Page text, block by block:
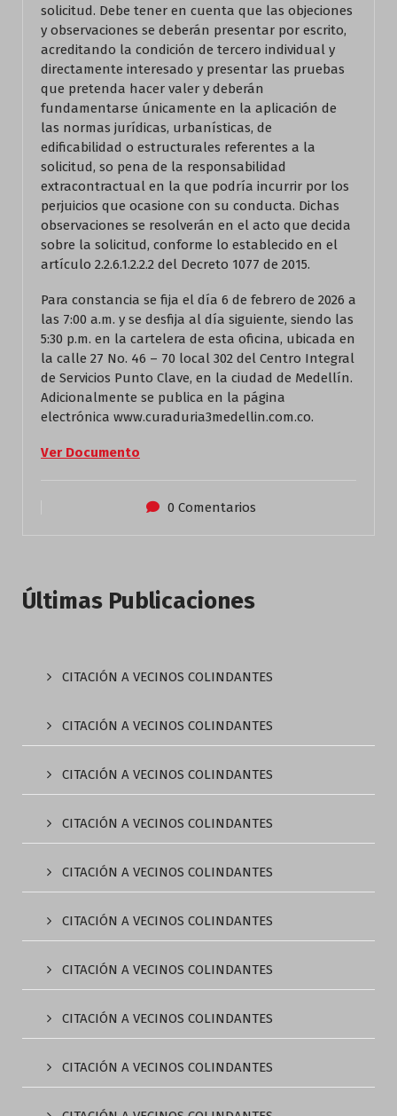
solicitud. Debe tener en cuenta que las objeciones
y observaciones se deberán presentar por escrito,
acreditando la condición de tercero individual y
directamente interesado y presentar las pruebas
que pretenda hacer valer y deberán
fundamentarse únicamente en la aplicación de
las normas jurídicas, urbanísticas, de
edificabilidad o estructurales referentes a la
solicitud, so pena de la responsabilidad
extracontractual en la que podría incurrir por los
perjuicios que ocasione con su conducta. Dichas
observaciones se resolverán en el acto que decida
sobre la solicitud, conforme lo establecido en el
artículo 2.2.6.1.2.2.2 del Decreto 1077 de 2015.
Para constancia se fija el día 6 de febrero de 2026 a
las 7:00 a.m. y se desfija al día siguiente, siendo las
5:30 p.m. en la cartelera de esta oficina, ubicada en
la calle 27 No. 46 – 70 local 302 del Centro Integral
de Servicios Punto Clave, en la ciudad de Medellín.
Adicionalmente se publica en la página
electrónica www.curaduria3medellin.com.co.
Ver Documento
0 Comentarios
Últimas Publicaciones
CITACIÓN A VECINOS COLINDANTES
CITACIÓN A VECINOS COLINDANTES
CITACIÓN A VECINOS COLINDANTES
CITACIÓN A VECINOS COLINDANTES
CITACIÓN A VECINOS COLINDANTES
CITACIÓN A VECINOS COLINDANTES
CITACIÓN A VECINOS COLINDANTES
CITACIÓN A VECINOS COLINDANTES
CITACIÓN A VECINOS COLINDANTES